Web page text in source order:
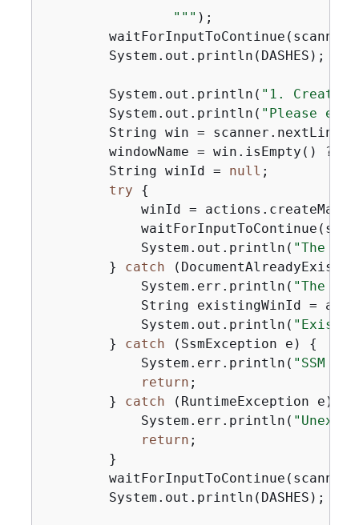
                "
"" );
        System.out.println(DASHES);
        System.out.println(
"1. Create
        System.out.println(
"Please
String win =
        windowName = win.isEmpty() ?
        String winId =
null ;
try
{
winId =
            System.out.println(
"The
        }
catch
            System.err.println(
"The
String existingWinId =
            System.out.println(
        }
catch (SsmException e) {
            System.err.println(
"SSM
return ;
        }
catch (RuntimeException e)
            System.err.println(
return ;
        }
        System.out.println(DASHES);